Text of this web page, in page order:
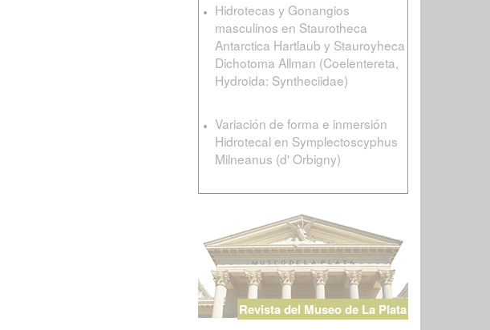
Hidrotecas y Gonangios
masculinos en Staurotheca
Antarctica Hartlaub y Stauroyheca
Dichotoma Allman (Coelentereta,
Hydroida: Syntheciidae)
Variación de forma e inmersión
Hidrotecal en Symplectoscyphus
Milneanus (d' Orbigny)
Revista del Museo de La Plata